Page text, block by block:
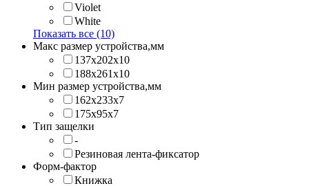
Violet
White
Показать все (10)
Макс размер устройства,мм
137х202x10
188х261x10
Мин размер устройства,мм
162x233x7
175x95x7
Тип защелки
-
Резиновая лента-фиксатор
Форм-фактор
Книжка